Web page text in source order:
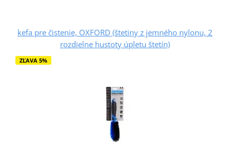
kefa pre čistenie, OXFORD (štetiny z jemného nylonu, 2
rozdielne hustoty úpletu štetín)
ZĽAVA 5%